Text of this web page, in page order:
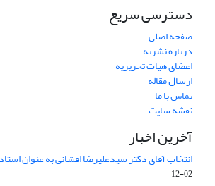
دسترسی سریع
صفحه اصلی
درباره نشریه
اعضای هیات تحریریه
ارسال مقاله
تماس با ما
نقشه سایت
آخرین اخبار
انتخاب آقای دکتر سیدعلیرضا افشانی به عنوان
02-12